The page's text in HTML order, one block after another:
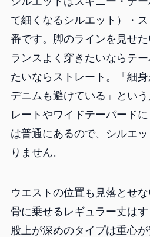
て細くなるシルエット）・
番です。脚のラインを見せ
ランスよく穿きたいならテ
たいならストレート。「細
デニムも避けている」とい
レートやワイドテーパード
は普通にあるので、シルエ
りません。
ウエストの位置も見落とせ
骨に乗せるレギュラー丈はす
股上が深めのタイプは重心